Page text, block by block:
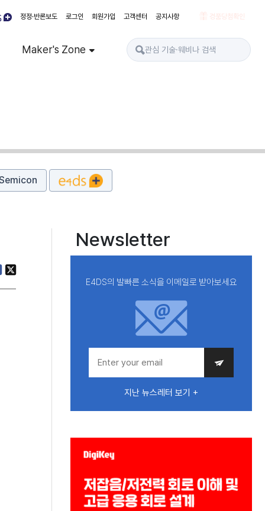
정정·반론보도 로그인 회원가입 고객센터 공지사항 경품당첨확인
Maker's Zone
Newsletter
E4DS의 발빠른 소식을 이메일로 받아보세요
지난 뉴스레터 보기 +